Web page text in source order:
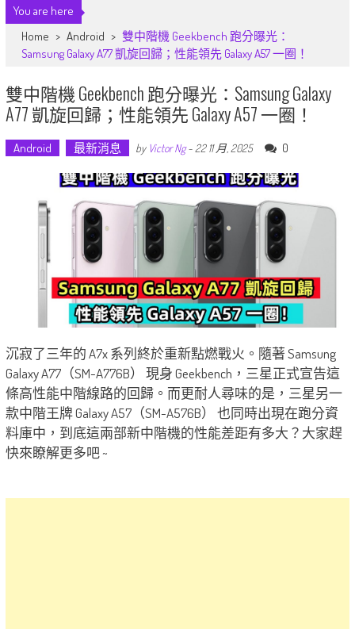
You are here
Home > Android > 雙中階機 Geekbench 跑分曝光：
Samsung Galaxy A77 凱旋回歸；性能領先 Galaxy A57 一圈！
雙中階機 Geekbench 跑分曝光：Samsung Galaxy
A77 凱旋回歸；性能領先 Galaxy A57 一圈！
Android 最新消息 by Victor Ng- 22 11 月, 2025 0
沉寂了三年的 A7x 系列終於重新點燃戰火。隨著 Samsung
Galaxy A77（SM-A776B） 現身 Geekbench，三星正式宣告這
條高性能中階線路的回歸。而更耐人尋味的是，三星另一
款中階王牌 Galaxy A57（SM-A576B） 也同時出現在跑分資
料庫中，到底這兩部新中階機的性能差距有多大？大家趕
快來瞭解更多吧 ~